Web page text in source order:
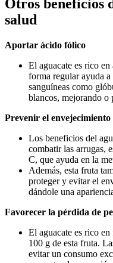
Otros beneficios
salud
Aportar ácido fólico
El aguacate es rico
forma regular ayuda
sanguíneas como
blancos, mejorando o
Prevenir el
Los beneficios del
combatir las arrugas,
C, que ayuda en la
Además, esta fruta
proteger y evitar el
dándole una
Favorecer la pérdida de
El aguacate es rico
100 g de esta fruta.
evitar un consumo